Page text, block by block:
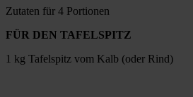
Zutaten für 4 Portionen
FÜR DEN TAFELSPITZ
1 kg Tafelspitz vom Kalb (oder Rind)